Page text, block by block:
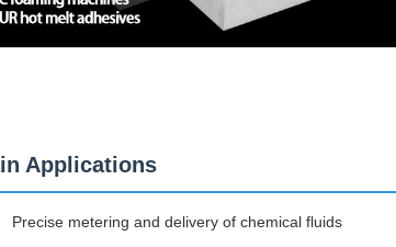
Applications
Precise metering and delivery of chemical fluids